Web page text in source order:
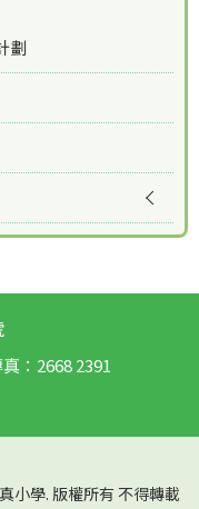
劃
：2668 2391
學. 版權所有 不得轉載